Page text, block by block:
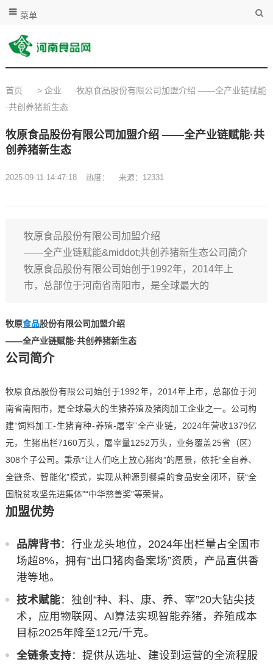
菜单
首页 > 企业
牧原食品股份有限公司加盟介绍 ——全产业链赋能
·共创养猪新生态
牧原食品股份有限公司加盟介绍 ——全产业链赋能·共
创养猪新生态
2025-09-11 14:47:18 热度： 来源：12331
牧原食品股份有限公司加盟介绍
——全产业链赋能&middot;共创养猪新生态公司简介
牧原食品股份有限公司始创于1992年，2014年上
市，总部位于河南省南阳市，是全球最大的
牧原食品股份有限公司加盟介绍
——全产业链赋能·共创养猪新生态
公司简介
牧原食品股份有限公司始创于1992年，2014年上市，总部位于河
南省南阳市，是全球最大的生猪养殖及猪肉加工企业之一。公司构
建“饲料加工-生猪育种-养殖-屠宰”全产业链，2024年营收1379亿
元，生猪出栏7160万头，屠宰量1252万头，业务覆盖25省（区）
308个子公司。秉承“让人们吃上放心猪肉”的愿景，依托“全自养、
全链条、智能化”模式，实现从种源到餐桌的食品安全闭环，获“全
国脱贫攻坚先进集体”“中华慈善奖”等荣誉。
加盟优势
品牌背书：行业龙头地位，2024年出栏量占全国市
场超8%，拥有“出口猪肉备案场”资质，产品直供香
港等地。
技术赋能：独创“种、料、康、养、宰”20大钻尖技
术，应用物联网、AI算法实现智能养猪，养殖成本
目标2025年降至12元/千克。
全链条支持：提供从选址、建设到运营的全流程服